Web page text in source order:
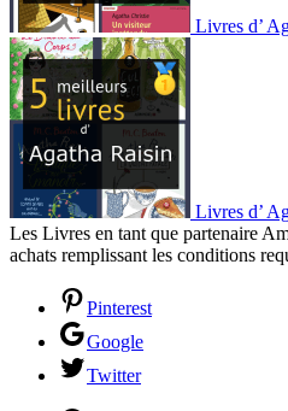
Livres d’
Livres d’
Les Livres en tant que partenaire
achats remplissant les conditions
Pinterest
Google
Twitter